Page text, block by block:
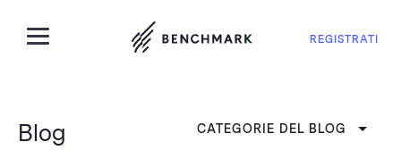
REGISTRATI
Blog CATEGORIE DEL BLOG